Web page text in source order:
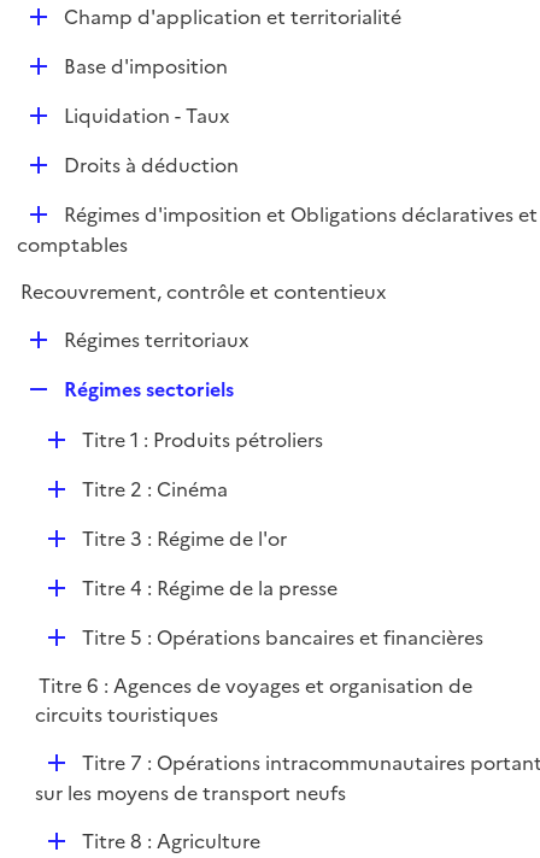
p
l
i
e
DChamp d'application et territorialité
D
r
Base d'imposition
D
e
r
Liquidation - Taux
D
l
e
Droits à déduction
D
é
l
Régimes d'imposition et Obligations déclaratives et
comptables
Recouvrement, contrôle et contentieux
D
l
i
e
Régimes territoriaux
p
l
i
e
Régimes sectoriels
DTitre 1 : Produits pétroliers
DTitre 2 : Cinéma
D
e
r
Titre 3 : Régime de l'or
D
i
e
Titre 4 : Régime de la presse
D
p
l
e
r
Titre 5 : Opérations bancaires et financières
Titre 6 : Agences de voyages et organisation de
circuits touristiques
D
é
Titre 7 : Opérations intracommunautaires
sur les moyens de transport neufs
DTitre 8 : Agriculture